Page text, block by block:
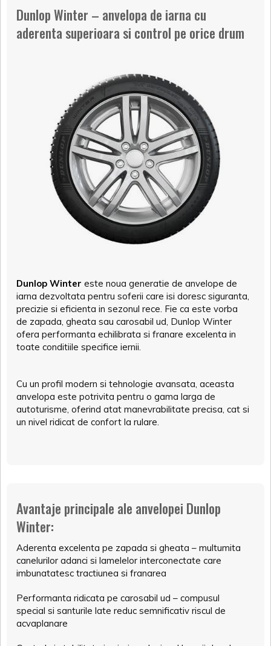
Dunlop Winter – anvelopa de iarna cu
aderenta superioara si control pe orice drum
Dunlop Winter este noua generatie de anvelope de
iarna dezvoltata pentru soferii care isi doresc siguranta,
precizie si eficienta in sezonul rece. Fie ca este vorba
de zapada, gheata sau carosabil ud, Dunlop Winter
ofera performanta echilibrata si franare excelenta in
toate conditiile specifice iernii.
Cu un profil modern si tehnologie avansata, aceasta
anvelopa este potrivita pentru o gama larga de
autoturisme, oferind atat manevrabilitate precisa, cat si
un nivel ridicat de confort la rulare.
Avantaje principale ale anvelopei Dunlop
Winter:
Aderenta excelenta pe zapada si gheata – multumita
canelurilor adanci si lamelelor interconectate care
imbunatatesc tractiunea si franarea
Performanta ridicata pe carosabil ud – compusul
special si santurile late reduc semnificativ riscul de
acvaplanare